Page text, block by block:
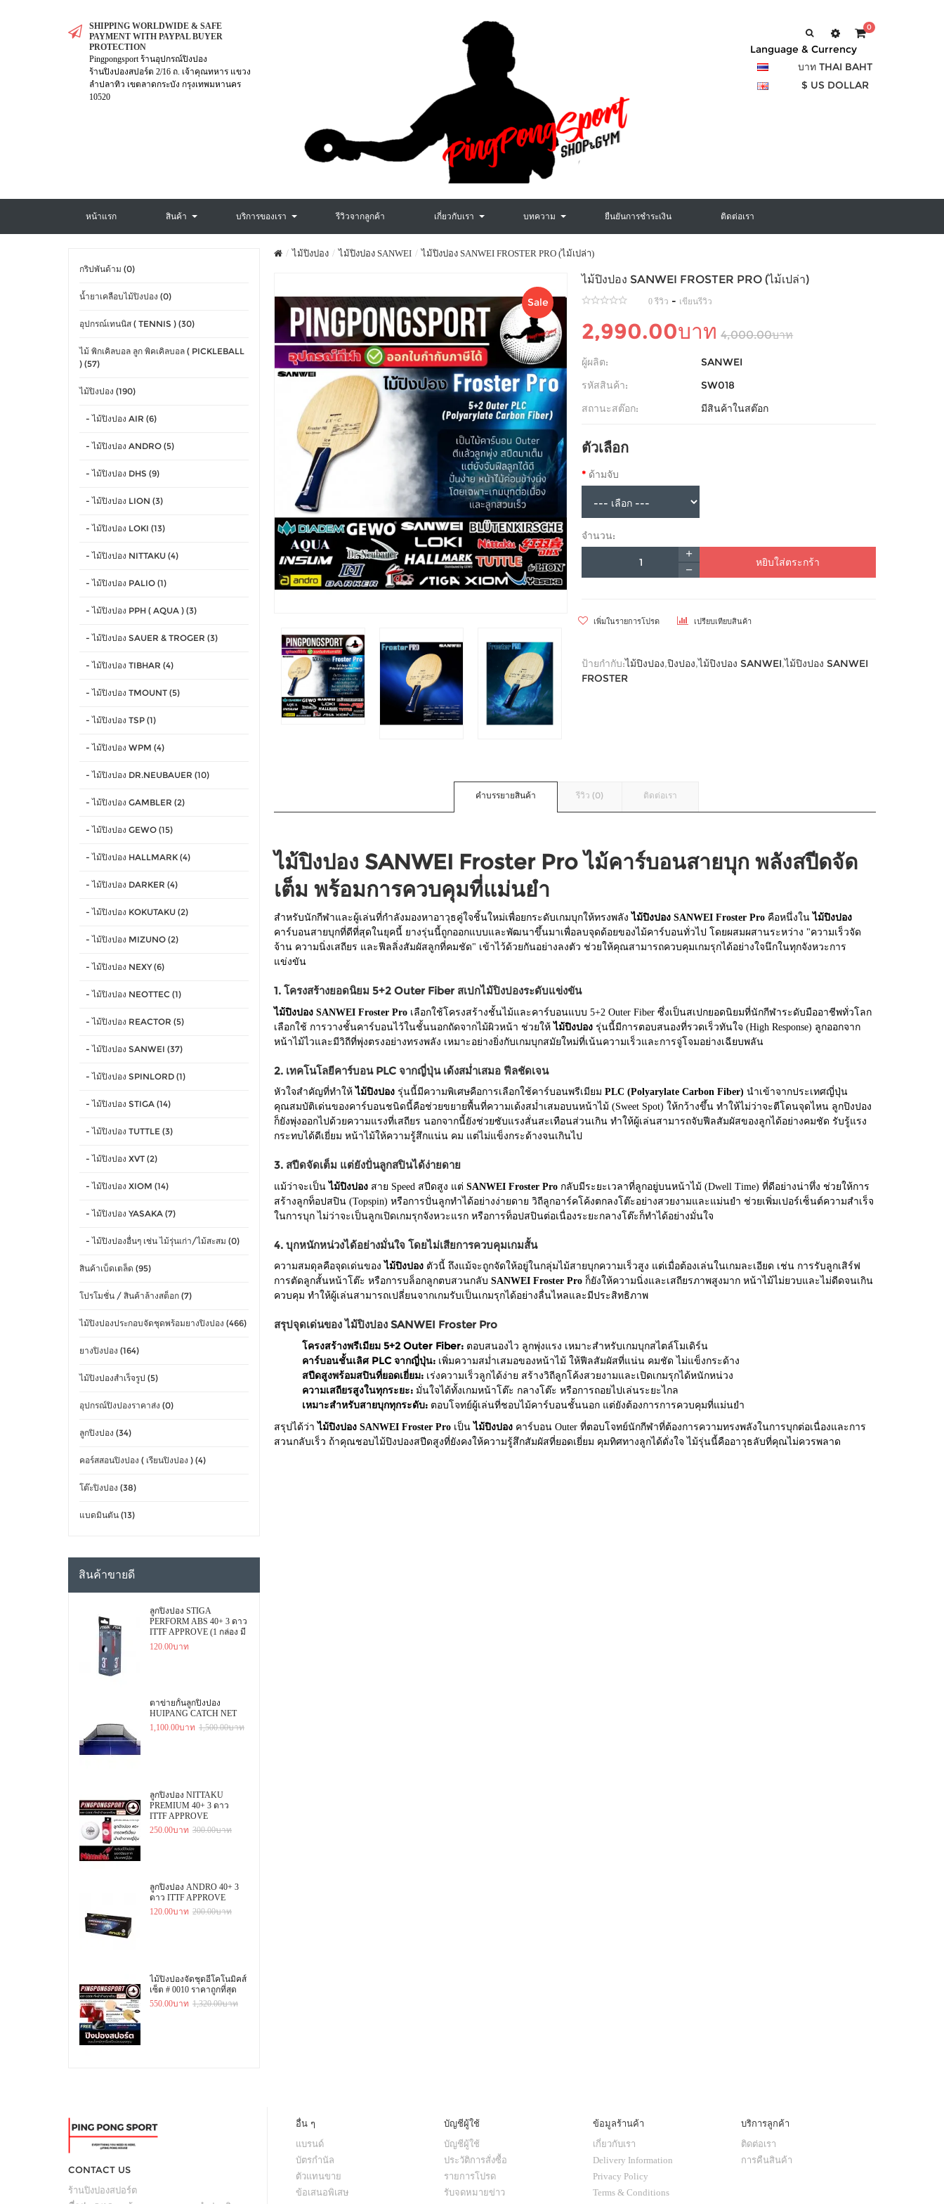
SHIPPING WORLDWIDE & SAFE
PAYMENT WITH PAYPAL BUYER
PROTECTION
Pingpongsport ร้านอุปกรณ์ปิงปอง
ร้านปิงปองสปอร์ต 2/16 ถ. เจ้าคุณทหาร แขวง
ลำปลาทิว เขตลาดกระบัง กรุงเทพมหานคร
10520
0
Language & Currency
บาท THAI BAHT
$ US DOLLAR
หน้าแรก สินค้า บริการของเรา รีวิวจากลูกค้า เกี่ยวกับเรา บทความ ยืนยันการชำระเงิน ติดต่อเรา
กริปพันด้าม (0)
น้ำยาเคลือบไม้ปิงปอง (0)
อุปกรณ์เทนนิส ( TENNIS ) (30)
ไม้ พิกเคิลบอล ลูก พิคเคิลบอล ( PICKLEBALL
) (57)
ไม้ปิงปอง (190)
- ไม้ปิงปอง AIR (6)
- ไม้ปิงปอง ANDRO (5)
- ไม้ปิงปอง DHS (9)
- ไม้ปิงปอง LION (3)
- ไม้ปิงปอง LOKI (13)
- ไม้ปิงปอง NITTAKU (4)
- ไม้ปิงปอง PALIO (1)
- ไม้ปิงปอง PPH ( AQUA ) (3)
- ไม้ปิงปอง SAUER & TROGER (3)
- ไม้ปิงปอง TIBHAR (4)
- ไม้ปิงปอง TMOUNT (5)
- ไม้ปิงปอง TSP (1)
- ไม้ปิงปอง WPM (4)
- ไม้ปิงปอง DR.NEUBAUER (10)
- ไม้ปิงปอง GAMBLER (2)
- ไม้ปิงปอง GEWO (15)
- ไม้ปิงปอง HALLMARK (4)
- ไม้ปิงปอง DARKER (4)
- ไม้ปิงปอง KOKUTAKU (2)
- ไม้ปิงปอง MIZUNO (2)
- ไม้ปิงปอง NEXY (6)
- ไม้ปิงปอง NEOTTEC (1)
- ไม้ปิงปอง REACTOR (5)
- ไม้ปิงปอง SANWEI (37)
- ไม้ปิงปอง SPINLORD (1)
- ไม้ปิงปอง STIGA (14)
- ไม้ปิงปอง TUTTLE (3)
- ไม้ปิงปอง XVT (2)
- ไม้ปิงปอง XIOM (14)
- ไม้ปิงปอง YASAKA (7)
- ไม้ปิงปองอื่นๆ เช่น ไม้รุ่นเก่า/ไม้สะสม (0)
สินค้าเบ็ดเตล็ด (95)
โปรโมชั่น / สินค้าล้างสต็อก (7)
ไม้ปิงปองประกอบจัดชุดพร้อมยางปิงปอง (466)
ยางปิงปอง (164)
ไม้ปิงปองสำเร็จรูป (5)
อุปกรณ์ปิงปองราคาส่ง (0)
ลูกปิงปอง (34)
คอร์สสอนปิงปอง ( เรียนปิงปอง ) (4)
โต๊ะปิงปอง (38)
แบดมินตัน (13)
สินค้าขายดี
ลูกปิงปอง STIGA
PERFORM ABS 40+ 3 ดาว
ITTF APPROVE (1 กล่อง มี
3 ลูก)
120.00บาท
ตาข่ายกั้นลูกปิงปอง
HUIPANG CATCH NET
1,100.00บาท 1,500.00บาท
ลูกปิงปอง NITTAKU
PREMIUM 40+ 3 ดาว
ITTF APPROVE
250.00บาท 300.00บาท
ลูกปิงปอง ANDRO 40+ 3
ดาว ITTF APPROVE
120.00บาท 200.00บาท
ไม้ปิงปองจัดชุดอีโคโนมิคส์
เซ็ต # 0010 ราคาถูกที่สุด
550.00บาท 1,320.00บาท
ไม้ปิงปอง ไม้ปิงปอง SANWEI ไม้ปิงปอง SANWEI FROSTER PRO (ไม้เปล่า)
Sale
ไม้ปิงปอง SANWEI FROSTER PRO (ไม้เปล่า)
0 รีวิว - เขียนรีวิว
2,990.00บาท 4,000.00บาท
ผู้ผลิต:
SANWEI
รหัสสินค้า:
SW018
สถานะสต๊อก:
มีสินค้าในสต๊อก
ตัวเลือก
ด้ามจับ
จำนวน:
หยิบใส่ตระกร้า
เพิ่มในรายการโปรด เปรียบเทียบสินค้า
ป้ายกำกับ:ไม้ปิงปอง,ปิงปอง,ไม้ปิงปอง SANWEI,ไม้ปิงปอง SANWEI
FROSTER
คำบรรยายสินค้า รีวิว (0) ติดต่อเรา
ไม้ปิงปอง SANWEI Froster Pro ไม้คาร์บอนสายบุก พลังสปีดจัด
เต็ม พร้อมการควบคุมที่แม่นยำ
สำหรับนักกีฬาและผู้เล่นที่กำลังมองหาอาวุธคู่ใจชิ้นใหม่เพื่อยกระดับเกมบุกให้ทรงพลัง ไม้ปิงปอง SANWEI Froster Proคือหนึ่งใน ไม้ปิงปอง
คาร์บอนสายบุกที่ดีที่สุดในยุคนี้ ยางรุ่นนี้ถูกออกแบบและพัฒนาขึ้นมาเพื่อลบจุดด้อยของไม้คาร์บอนทั่วไป โดยผสมผสานระหว่าง "ความเร็วจัด
จ้าน ความนิ่งเสถียร และฟีลลิ่งสัมผัสลูกที่คมชัด" เข้าไว้ด้วยกันอย่างลงตัว ช่วยให้คุณสามารถควบคุมเกมรุกได้อย่างใจนึกในทุกจังหวะการ
แข่งขัน
1. โครงสร้างยอดนิยม 5+2 Outer Fiber สเปกไม้ปิงปองระดับแข่งขัน
ไม้ปิงปอง SANWEI Froster Proเลือกใช้โครงสร้างชั้นไม้และคาร์บอนแบบ 5+2 Outer Fiber ซึ่งเป็นสเปกยอดนิยมที่นักกีฬาระดับมืออาชีพทั่วโลก
เลือกใช้ การวางชั้นคาร์บอนไว้ในชั้นนอกถัดจากไม้ผิวหน้า ช่วยให้ ไม้ปิงปองรุ่นนี้มีการตอบสนองที่รวดเร็วทันใจ (High Response) ลูกออกจาก
หน้าไม้ไวและมีวิถีที่พุ่งตรงอย่างทรงพลัง เหมาะอย่างยิ่งกับเกมบุกสมัยใหม่ที่เน้นความเร็วและการจู่โจมอย่างเฉียบพลัน
2. เทคโนโลยีคาร์บอน PLC จากญี่ปุ่น เด้งสม่ำเสมอ ฟีลชัดเจน
หัวใจสำคัญที่ทำให้ ไม้ปิงปองรุ่นนี้มีความพิเศษคือการเลือกใช้คาร์บอนพรีเมียม PLC (Polyarylate Carbon Fiber) นำเข้าจากประเทศญี่ปุ่น
คุณสมบัติเด่นของคาร์บอนชนิดนี้คือช่วยขยายพื้นที่ความเด้งสม่ำเสมอบนหน้าไม้ (Sweet Spot) ให้กว้างขึ้น ทำให้ไม่ว่าจะตีโดนจุดไหน ลูกปิงปอง
ก็ยังพุ่งออกไปด้วยความแรงที่เสถียร นอกจากนี้ยังช่วยซับแรงสั่นสะเทือนส่วนเกิน ทำให้ผู้เล่นสามารถจับฟีลสัมผัสของลูกได้อย่างคมชัด รับรู้แรง
กระทบได้ดีเยี่ยม หน้าไม้ให้ความรู้สึกแน่น คม แต่ไม่แข็งกระด้างจนเกินไป
3. สปีดจัดเต็ม แต่ยังปั่นลูกสปินได้ง่ายดาย
แม้ว่าจะเป็น ไม้ปิงปองสาย Speed สปีดสูง แต่ SANWEI Froster Proกลับมีระยะเวลาที่ลูกอยู่บนหน้าไม้ (Dwell Time) ที่ดีอย่างน่าทึ่ง ช่วยให้การ
สร้างลูกท็อปสปิน (Topspin) หรือการปั่นลูกทำได้อย่างง่ายดาย วิถีลูกอาร์คโค้งตกลงโต๊ะอย่างสวยงามและแม่นยำ ช่วยเพิ่มเปอร์เซ็นต์ความสำเร็จ
ในการบุก ไม่ว่าจะเป็นลูกเปิดเกมรุกจังหวะแรก หรือการท็อปสปินต่อเนื่องระยะกลางโต๊ะก็ทำได้อย่างมั่นใจ
4. บุกหนักหน่วงได้อย่างมั่นใจ โดยไม่เสียการควบคุมเกมสั้น
ความสมดุลคือจุดเด่นของ ไม้ปิงปองตัวนี้ ถึงแม้จะถูกจัดให้อยู่ในกลุ่มไม้สายบุกความเร็วสูง แต่เมื่อต้องเล่นในเกมละเอียด เช่น การรับลูกเสิร์ฟ
การตัดลูกสั้นหน้าโต๊ะ หรือการบล็อกลูกตบสวนกลับ SANWEI Froster Proก็ยังให้ความนิ่งและเสถียรภาพสูงมาก หน้าไม้ไม่ยวบและไม่ดีดจนเกิน
ควบคุม ทำให้ผู้เล่นสามารถเปลี่ยนจากเกมรับเป็นเกมรุกได้อย่างลื่นไหลและมีประสิทธิภาพ
สรุปจุดเด่นของ ไม้ปิงปอง SANWEI Froster Pro
โครงสร้างพรีเมียม 5+2 Outer Fiber:ตอบสนองไว ลูกพุ่งแรง เหมาะสำหรับเกมบุกสไตล์โมเดิร์น
คาร์บอนชั้นเลิศ PLC จากญี่ปุ่น:เพิ่มความสม่ำเสมอของหน้าไม้ ให้ฟีลสัมผัสที่แน่น คมชัด ไม่แข็งกระด้าง
สปีดสูงพร้อมสปินที่ยอดเยี่ยม:เร่งความเร็วลูกได้ง่าย สร้างวิถีลูกโค้งสวยงามและเปิดเกมรุกได้หนักหน่วง
ความเสถียรสูงในทุกระยะ:มั่นใจได้ทั้งเกมหน้าโต๊ะ กลางโต๊ะ หรือการถอยไปเล่นระยะไกล
เหมาะสำหรับสายบุกทุกระดับ:ตอบโจทย์ผู้เล่นที่ชอบไม้คาร์บอนชั้นนอก แต่ยังต้องการการควบคุมที่แม่นยำ
สรุปได้ว่า ไม้ปิงปอง SANWEI Froster Proเป็น ไม้ปิงปองคาร์บอน Outer ที่ตอบโจทย์นักกีฬาที่ต้องการความทรงพลังในการบุกต่อเนื่องและการ
สวนกลับเร็ว ถ้าคุณชอบไม้ปิงปองสปีดสูงที่ยังคงให้ความรู้สึกสัมผัสที่ยอดเยี่ยม คุมทิศทางลูกได้ดั่งใจ ไม้รุ่นนี้คืออาวุธลับที่คุณไม่ควรพลาด
CONTACT US
ร้านปิงปองสปอร์ต
อื่น ๆ
แบรนด์
บัตรกำนัล
ตัวแทนขาย
ข้อเสนอพิเสษ
บัญชีผู้ใช้
บัญชีผู้ใช้
ประวัติการสั่งซื้อ
รายการโปรด
รับจดหมายข่าว
ข้อมูลร้านค้า
เกี่ยวกับเรา
Delivery Information
Privacy Policy
Terms & Conditions
บริการลูกค้า
ติดต่อเรา
การคืนสินค้า